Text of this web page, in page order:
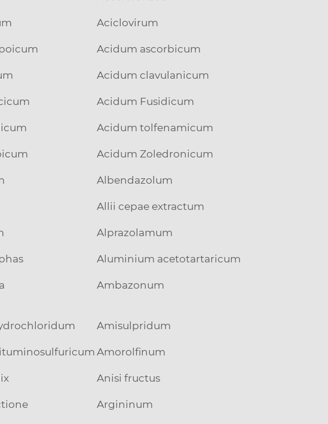
Aciclovirum
Acidum ascorbicum
Acidum clavulanicum
Acidum Fusidicum
Acidum tolfenamicum
Acidum Zoledronicum
Albendazolum
Allii cepae extractum
Alprazolamum
Aluminium acetotartaricum
Ambazonum
Amisulpridum
Amorolfinum
Anisi fructus
Argininum